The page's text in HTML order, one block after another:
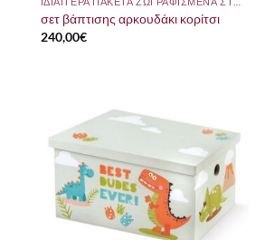
σετ βάπτισης αρκουδάκι κορίτσι
240,00€